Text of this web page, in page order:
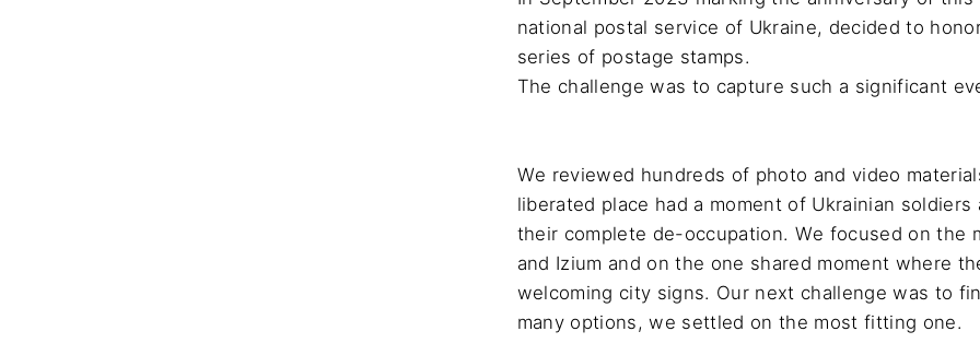
national postal service of Ukraine, decided to
series of postage stamps.
The challenge was to capture such a significant
We reviewed hundreds of photo and video
liberated place had a moment of Ukrainian
their complete de-occupation. We focused on the
and Izium and on the one shared moment where
welcoming city signs. Our next challenge was to
many options, we settled on the most fitting one.